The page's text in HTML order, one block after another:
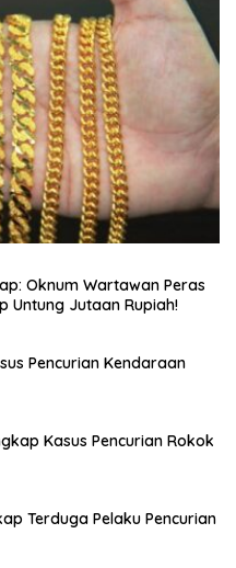
Oknum Wartawan Peras
Untung Jutaan Rupiah!
Pencurian Kendaraan
Kasus Pencurian Rokok
Terduga Pelaku Pencurian